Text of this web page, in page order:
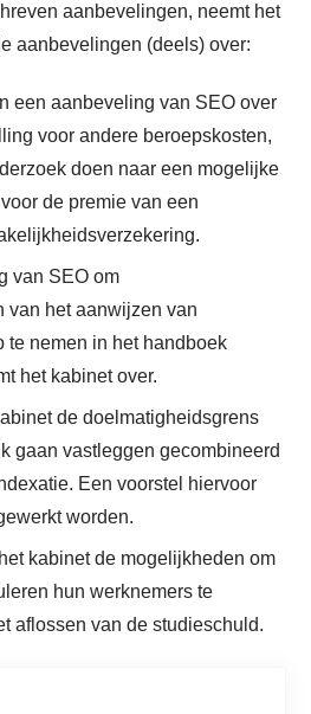
aanbevelingen, neemt het
aanbevelingen (deels) over:
een aanbeveling van SEO over
voor andere beroepskosten,
doen naar een mogelijke
de premie van een
van SEO om
van het aanwijzen van
te nemen in het handboek
het kabinet over.
de doelmatigheidsgrens
gaan vastleggen gecombineerd
Een voorstel hiervoor
worden.
kabinet de mogelijkheden om
hun werknemers te
aflossen van de studieschuld.